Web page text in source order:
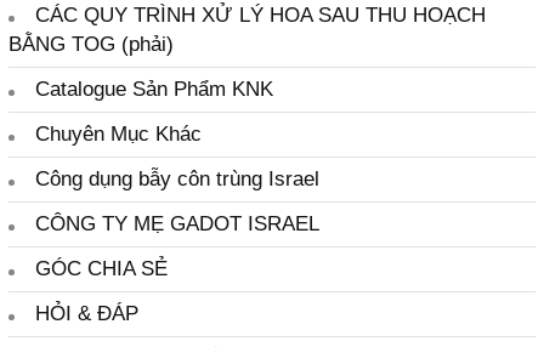
Nước Nhuộm Hoa Lan Chậu
Nước Nhuộm Hoa Nhập Khẩu
Nước Nhuộm Hoa Tươi Đậm Đặc
Phân Bón Hòa Tan Israel
PHƯƠNG PHÁP BẢO QUẢN HOA TOG ISRAEL (cột
phải)
SẢN PHẨM ISRAEL
Sơn Xịt Hoa Úc